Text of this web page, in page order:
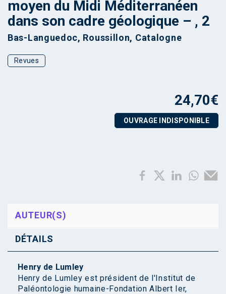
moyen du Midi Méditerranéen
dans son cadre géologique – , 2
Bas-Languedoc, Roussillon, Catalogne
Revues
24,70€
OUVRAGE INDISPONIBLE
AUTEUR(S)
DÉTAILS
Henry de Lumley
Henry de Lumley est président de l'Institut de
Paléontologie humaine-Fondation Albert Ier,